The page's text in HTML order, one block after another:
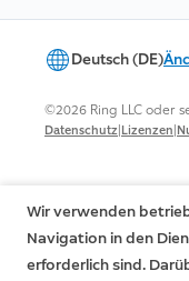
Deutsch (DE)
©2026 Ring LLC oder
Datenschutz|Lizenzen|
Wir verwenden
Navigation in den
erforderlich sind.